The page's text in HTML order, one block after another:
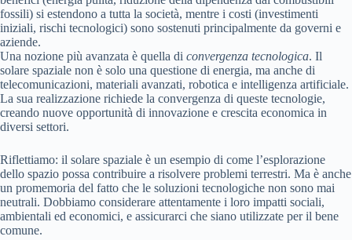
fossili) si estendono a tutta la società, mentre i costi (investimenti
iniziali, rischi tecnologici) sono sostenuti principalmente da governi e
aziende.
Una nozione più avanzata è quella di convergenza tecnologica. Il
solare spaziale non è solo una questione di energia, ma anche di
telecomunicazioni, materiali avanzati, robotica e intelligenza artificiale.
La sua realizzazione richiede la convergenza di queste tecnologie,
creando nuove opportunità di innovazione e crescita economica in
diversi settori.
Riflettiamo: il solare spaziale è un esempio di come l’esplorazione
dello spazio possa contribuire a risolvere problemi terrestri. Ma è anche
un promemoria del fatto che le soluzioni tecnologiche non sono mai
neutrali. Dobbiamo considerare attentamente i loro impatti sociali,
ambientali ed economici, e assicurarci che siano utilizzate per il bene
comune.